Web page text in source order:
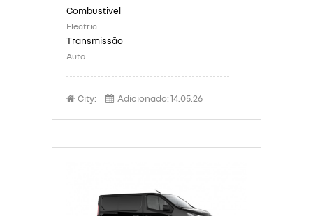
Electric
Auto
City: Adicionado:14.05.26